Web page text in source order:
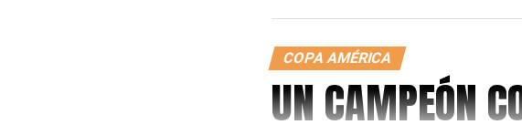
COPA AMÉRICA
UN CAMPEÓN